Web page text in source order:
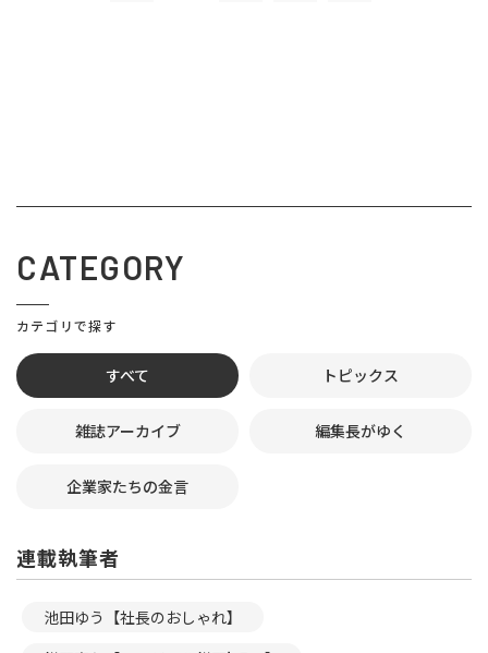
CATEGORY
カテゴリで探す
すべて トピックス
雑誌アーカイブ 編集長がゆく
企業家たちの金言
連載執筆者
池田ゆう【社長のおしゃれ】